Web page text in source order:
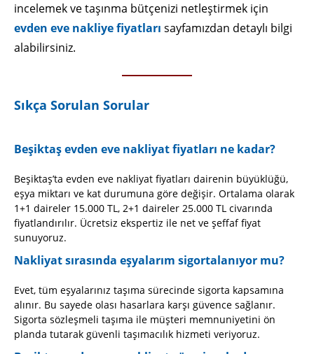
incelemek ve taşınma bütçenizi netleştirmek için
evden eve nakliye fiyatları sayfamızdan detaylı bilgi
alabilirsiniz.
Sıkça Sorulan Sorular
Beşiktaş evden eve nakliyat fiyatları ne kadar?
Beşiktaş’ta evden eve nakliyat fiyatları dairenin büyüklüğü,
eşya miktarı ve kat durumuna göre değişir. Ortalama olarak
1+1 daireler 15.000 TL, 2+1 daireler 25.000 TL civarında
fiyatlandırılır. Ücretsiz ekspertiz ile net ve şeffaf fiyat
sunuyoruz.
Nakliyat sırasında eşyalarım sigortalanıyor mu?
Evet, tüm eşyalarınız taşıma sürecinde sigorta kapsamına
alınır. Bu sayede olası hasarlara karşı güvence sağlanır.
Sigorta sözleşmeli taşıma ile müşteri memnuniyetini ön
planda tutarak güvenli taşımacılık hizmeti veriyoruz.